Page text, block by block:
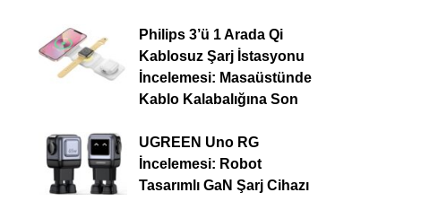
Philips 3’ü 1 Arada Qi
Kablosuz Şarj İstasyonu
İncelemesi: Masaüstünde
Kablo Kalabalığına Son
UGREEN Uno RG
İncelemesi: Robot
Tasarımlı GaN Şarj Cihazı